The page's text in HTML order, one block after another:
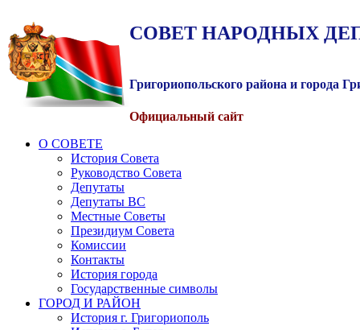
СОВЕТ НАРОДНЫХ
Григориопольского района и города
Официальный сайт
О СОВЕТЕ
История Совета
Руководство Совета
Депутаты
Депутаты ВС
Местные Советы
Президиум Совета
Комиссии
Контакты
История города
Государственные символы
ГОРОД И РАЙОН
История г. Григориополь